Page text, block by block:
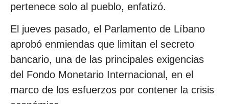
pertenece solo al pueblo, enfatizó.
El jueves pasado, el Parlamento de Líbano
aprobó enmiendas que limitan el secreto
bancario, una de las principales exigencias
del Fondo Monetario Internacional, en el
marco de los esfuerzos por contener la crisis